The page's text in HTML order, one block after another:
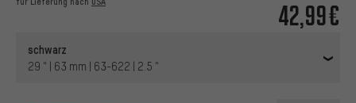
42,99€
schwarz
29 " | 63 mm | 63-622 | 2.5 "